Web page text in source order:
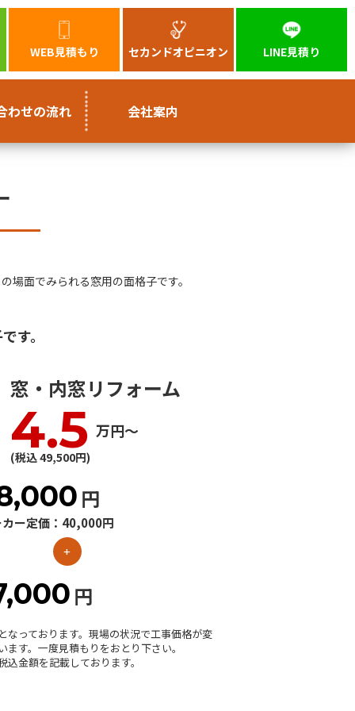
WEB見積もり セカンドオピニオン LINE見積り
わせの流れ 会社案内
面でみられる窓用の面格子です。
す。
窓・内窓リフォーム
4.5 万円〜
(税込 49,500円)
円
ー定価：40,000円
+
円
なっております。現場の状況で工事価格が変
ます。一度見積もりをおとり下さい。
金額を記載しております。